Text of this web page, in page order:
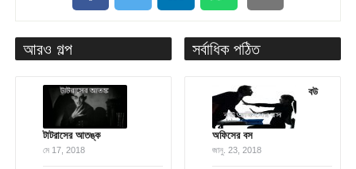
আরও গল্প
টাটরাসের আতঙ্ক
মে 17, 2018
সর্বাধিক পঠিত
বউ
অফিসের বস
জানু. 23, 2018